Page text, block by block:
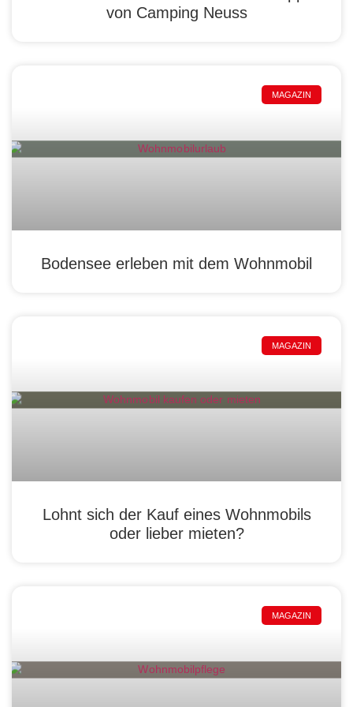
von Camping Neuss
MAGAZIN
Bodensee erleben mit dem Wohnmobil
MAGAZIN
Lohnt sich der Kauf eines Wohnmobils
oder lieber mieten?
MAGAZIN